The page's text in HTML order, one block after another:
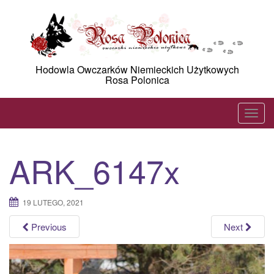
Hodowla Owczarków Niemieckich Użytkowych
Rosa Polonica
T
o
v
i
g
ARK_6147x
19 LUTEGO, 2021
Previous Next